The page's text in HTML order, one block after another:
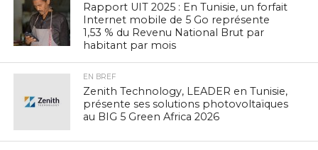
Rapport UIT 2025 : En Tunisie, un forfait
Internet mobile de 5 Go représente
1,53 % du Revenu National Brut par
habitant par mois
EN BREF
Zenith Technology, LEADER en Tunisie,
présente ses solutions photovoltaïques
au BIG 5 Green Africa 2026